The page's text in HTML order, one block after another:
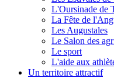
L'Oursinade de
La Fête de
Les Augustales
Le Salon des
Le sport
L'aide aux
Un territoire attractif